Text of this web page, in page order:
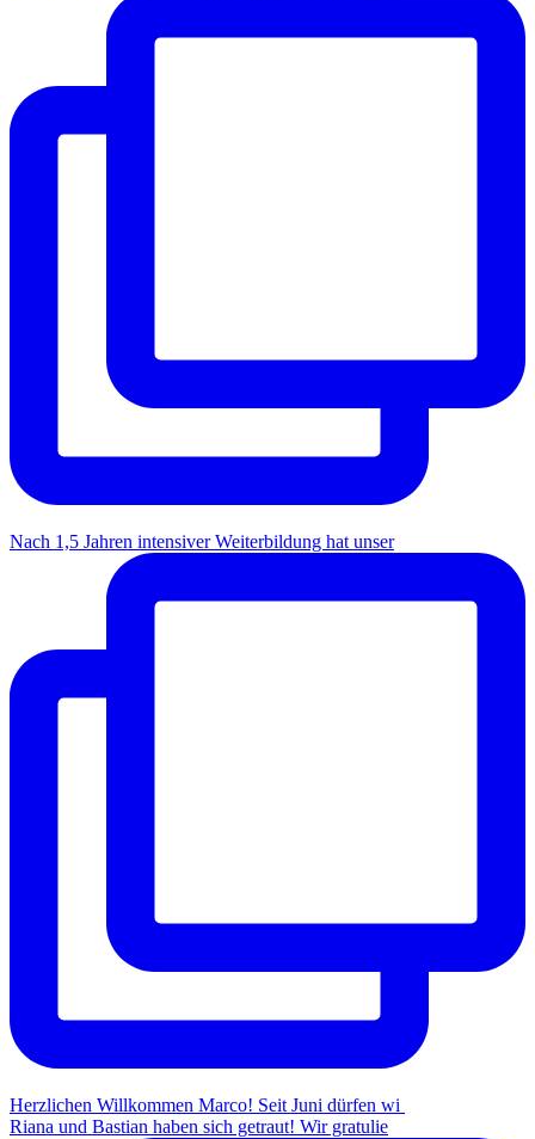
Nach 1,5 Jahren intensiver Weiterbildung hat unser
Herzlichen Willkommen Marco! Seit Juni dürfen wi
Riana und Bastian haben sich getraut! Wir gratulie